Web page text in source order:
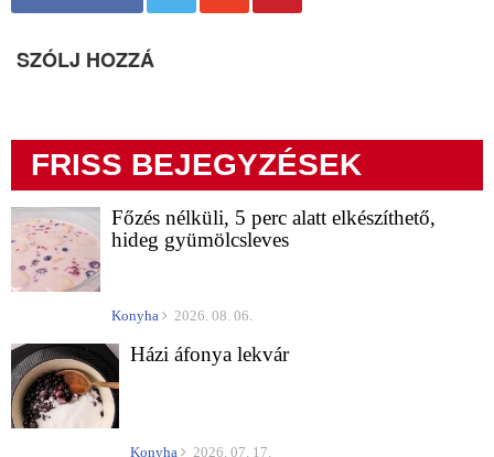
SZÓLJ HOZZÁ
FRISS BEJEGYZÉSEK
Főzés nélküli, 5 perc alatt elkészíthető,
hideg gyümölcsleves
Konyha 2026. 08. 06.
Házi áfonya lekvár
Konyha 2026. 07. 17.